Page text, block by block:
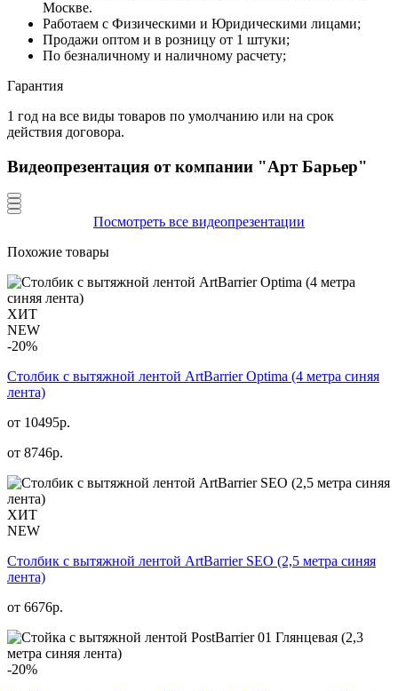
Москве.
Работаем с Физическими и Юридическими лицами;
Продажи оптом и в розницу от 1 штуки;
По безналичному и наличному расчету;
Гарантия
1 год на все виды товаров по умолчанию или на срок
действия договора.
Видеопрезентация от компании "Арт Барьер"
Посмотреть все видеопрезентации
Похожие товары
ХИТ
NEW
-20%
Столбик с вытяжной лентой ArtBarrier Оptima (4 метра синяя
лента)
от 10495р.
от 8746р.
ХИТ
NEW
Столбик с вытяжной лентой ArtBarrier SEO (2,5 метра синяя
лента)
от 6676р.
-20%